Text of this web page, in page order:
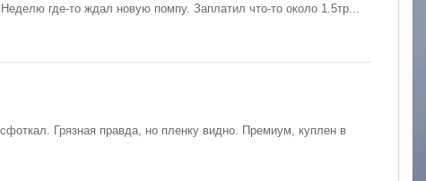
где-то ждал новую помпу. Заплатил что-то около 1.5тр...
Грязная правда, но пленку видно. Премиум, куплен в